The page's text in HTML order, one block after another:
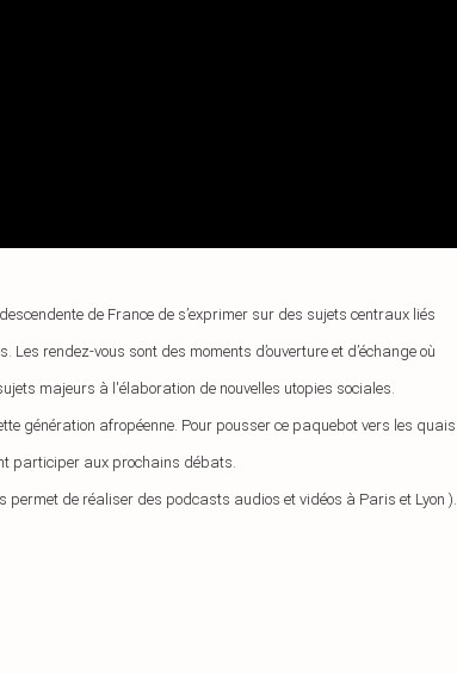
de France de s’exprimer sur des sujets centraux liés
rendez-vous sont des moments d’ouverture et d’échange où
majeurs à l'élaboration de nouvelles utopies sociales.
génération afropéenne. Pour pousser ce paquebot vers les quais
participer aux prochains débats.
de réaliser des podcasts audios et vidéos à Paris et Lyon ).